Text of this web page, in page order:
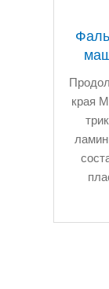
края